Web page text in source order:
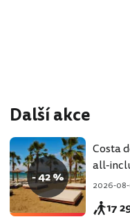
Další akce
- 42 %
Costa
all-
2026-
17